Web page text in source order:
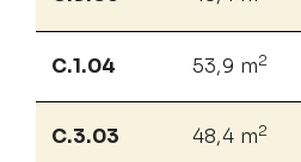
C.1.04 53,9 m2
C.3.03 48,4 m2